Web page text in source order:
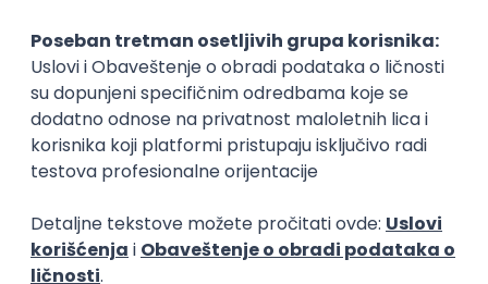
Univerzitet u Prištini sa privremenim
sedištem u Kosovskoj Mitrovici
Državni Kosovska Mitrovica
Univerzitet umetnosti u Beogradu